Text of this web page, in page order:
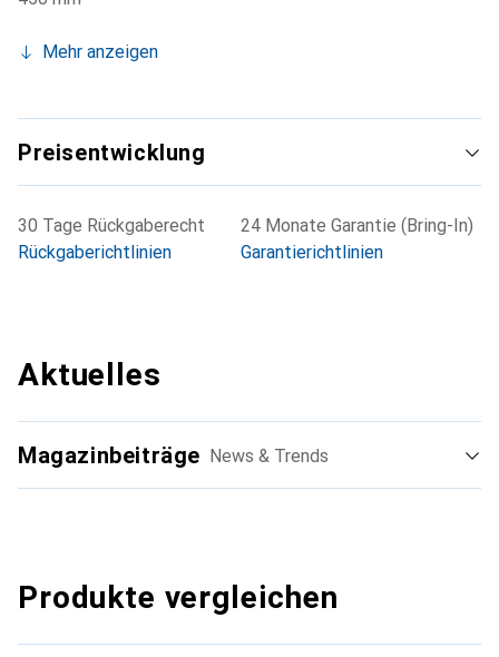
Mehr anzeigen
Preisentwicklung
30 Tage Rückgaberecht
Rückgaberichtlinien
24 Monate Garantie (Bring-In)
Garantierichtlinien
Aktuelles
Magazinbeiträge News & Trends
Produkte vergleichen